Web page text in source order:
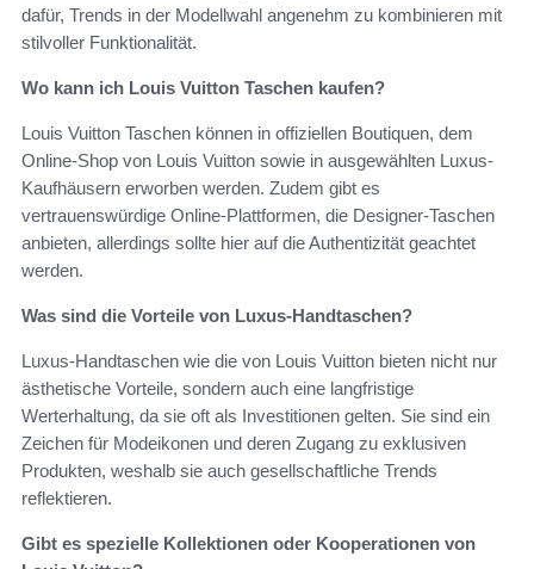
dafür, Trends in der Modellwahl angenehm zu kombinieren mit
stilvoller Funktionalität.
Wo kann ich Louis Vuitton Taschen kaufen?
Louis Vuitton Taschen können in offiziellen Boutiquen, dem
Online-Shop von Louis Vuitton sowie in ausgewählten Luxus-
Kaufhäusern erworben werden. Zudem gibt es
vertrauenswürdige Online-Plattformen, die Designer-Taschen
anbieten, allerdings sollte hier auf die Authentizität geachtet
werden.
Was sind die Vorteile von Luxus-Handtaschen?
Luxus-Handtaschen wie die von Louis Vuitton bieten nicht nur
ästhetische Vorteile, sondern auch eine langfristige
Werterhaltung, da sie oft als Investitionen gelten. Sie sind ein
Zeichen für Modeikonen und deren Zugang zu exklusiven
Produkten, weshalb sie auch gesellschaftliche Trends
reflektieren.
Gibt es spezielle Kollektionen oder Kooperationen von